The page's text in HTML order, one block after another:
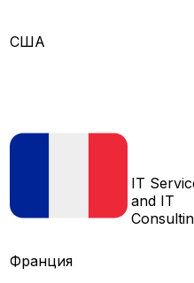
США
Франция
IT
and IT